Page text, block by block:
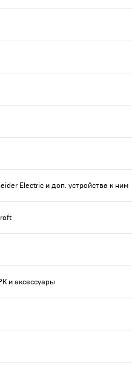
Electric и доп. устройства к ним
и аксессуары